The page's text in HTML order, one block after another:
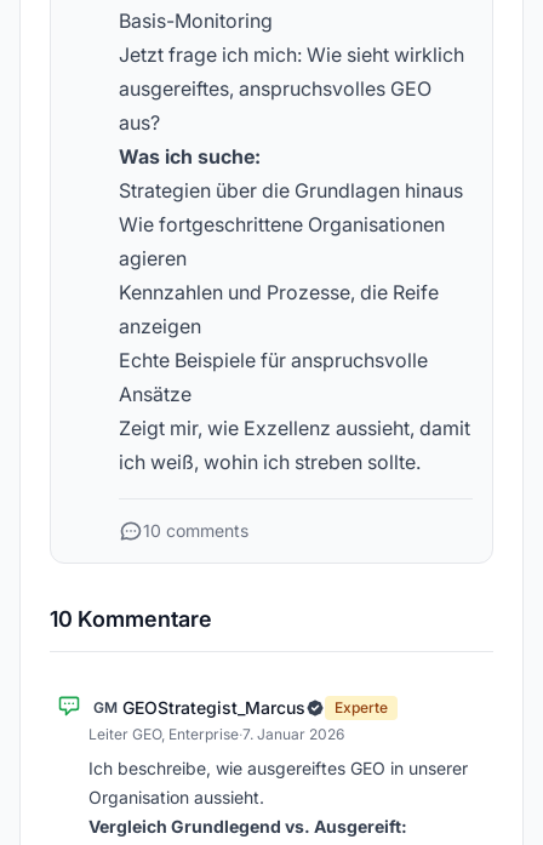
Basis-Monitoring
Jetzt frage ich mich: Wie sieht wirklich
ausgereiftes, anspruchsvolles GEO
aus?
Was ich suche:
Strategien über die Grundlagen hinaus
Wie fortgeschrittene Organisationen
agieren
Kennzahlen und Prozesse, die Reife
anzeigen
Echte Beispiele für anspruchsvolle
Ansätze
Zeigt mir, wie Exzellenz aussieht, damit
ich weiß, wohin ich streben sollte.
10 comments
10 Kommentare
GM GEOStrategist_Marcus
Experte
Leiter GEO, Enterprise·7. Januar 2026
Ich beschreibe, wie ausgereiftes GEO in unserer
Organisation aussieht.
Vergleich Grundlegend vs. Ausgereift: